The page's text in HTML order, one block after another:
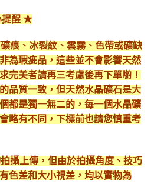
提醒 ★
痕、冰裂紋、雲霧、色帶或礦缺
為瑕疵品，這些並不會影響天然
完美者請再三考慮後再下單喲！
品質一致，但天然水晶礦石是大
都是獨一無二的，每一個水晶礦
略有不同，下標前也請您慎重考
攝上傳，但由於拍攝角度、技巧
色差和大小視差，均以實物為